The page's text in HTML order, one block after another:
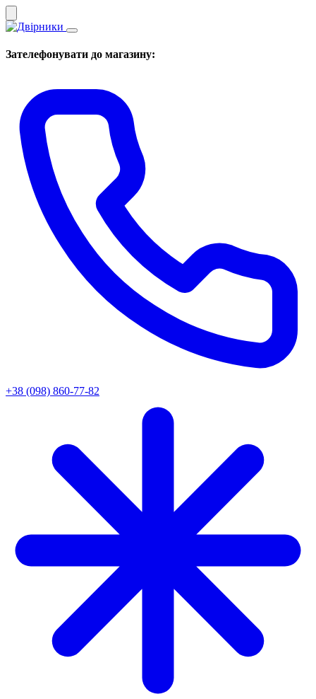
Зателефонувати до магазину:
+38 (098) 860-77-82